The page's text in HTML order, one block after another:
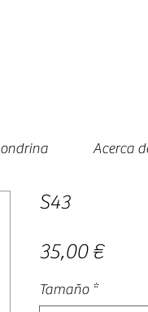
Acerca
S43
35,00 €Precio
Tamaño *